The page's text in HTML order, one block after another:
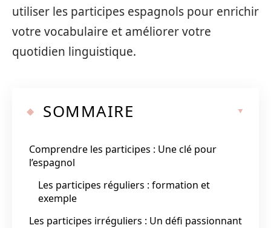
utiliser les participes espagnols pour enrichir
votre vocabulaire et améliorer votre
quotidien linguistique.
SOMMAIRE
Comprendre les participes : Une clé pour
l’espagnol
Les participes réguliers : formation et
exemple
Les participes irréguliers : Un défi passionnant